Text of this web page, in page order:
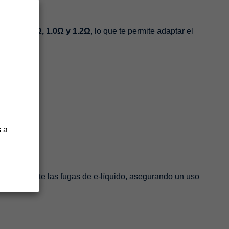
0.6Ω, 0.8Ω, 1.0Ω y 1.2Ω, lo que te permite adaptar el
las fugas de e-líquido, asegurando un uso
a